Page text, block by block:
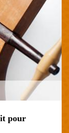
pour